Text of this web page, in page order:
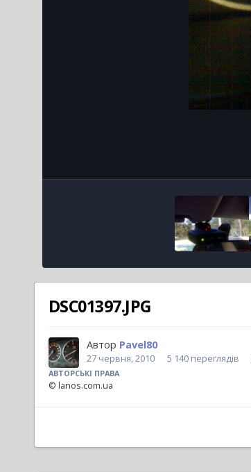
DSC01397.JPG
Автор Pavel80
27 червня, 2010 5 140 переглядів
АВТОРСЬКІ ПРАВА
© lanos.com.ua